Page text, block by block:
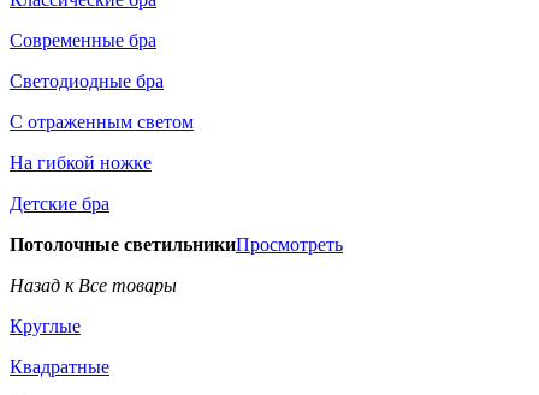
Современные бра
Светодиодные бра
С отраженным светом
На гибкой ножке
Детские бра
Потолочные светильникиПросмотреть
Назад к Все товары
Круглые
Квадратные